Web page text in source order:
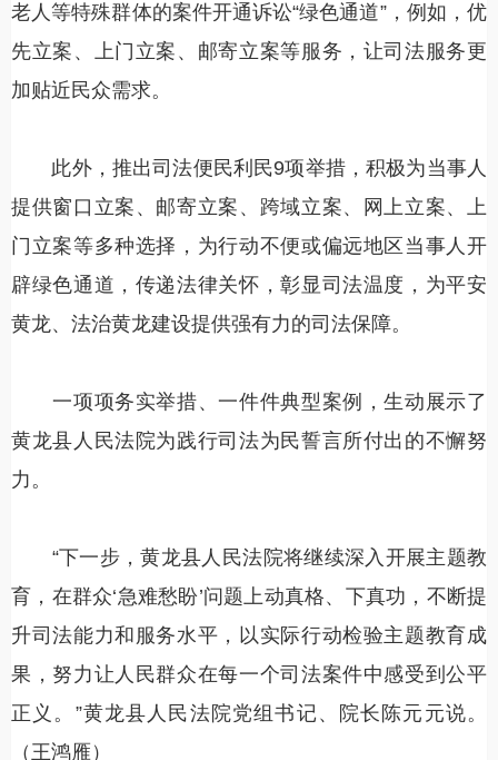
老人等特殊群体的案件开通诉讼“绿色通道”，例如，优
先立案、上门立案、邮寄立案等服务，让司法服务更
加贴近民众需求。
此外，推出司法便民利民9项举措，积极为当事人
提供窗口立案、邮寄立案、跨域立案、网上立案、上
门立案等多种选择，为行动不便或偏远地区当事人开
辟绿色通道，传递法律关怀，彰显司法温度，为平安
黄龙、法治黄龙建设提供强有力的司法保障。
一项项务实举措、一件件典型案例，生动展示了
黄龙县人民法院为践行司法为民誓言所付出的不懈努
力。
“下一步，黄龙县人民法院将继续深入开展主题教
育，在群众‘急难愁盼’问题上动真格、下真功，不断提
升司法能力和服务水平，以实际行动检验主题教育成
果，努力让人民群众在每一个司法案件中感受到公平
正义。”黄龙县人民法院党组书记、院长陈元元说。
（王鸿雁）